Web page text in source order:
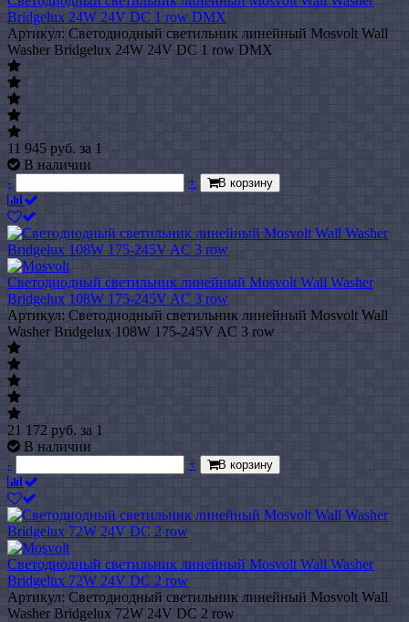
Bridgelux 24W 24V DC 1 row DMX
Артикул: Светодиодный светильник линейный Mosvolt Wall
Washer Bridgelux 24W 24V DC 1 row DMX
11 945 руб. за 1
В наличии
-
+ В корзину
Светодиодный светильник линейный Mosvolt Wall Washer
Bridgelux 108W 175-245V AC 3 row
Артикул: Светодиодный светильник линейный Mosvolt Wall
Washer Bridgelux 108W 175-245V AC 3 row
21 172 руб. за 1
В наличии
-
+ В корзину
Светодиодный светильник линейный Mosvolt Wall Washer
Bridgelux 72W 24V DC 2 row
Артикул: Светодиодный светильник линейный Mosvolt Wall
Washer Bridgelux 72W 24V DC 2 row